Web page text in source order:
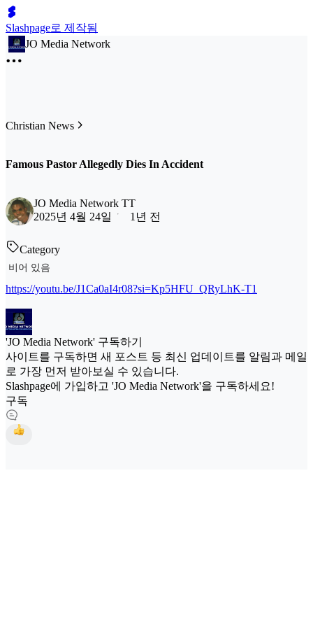
Slashpage로 제작됨
JO Media Network
Christian News
Famous Pastor Allegedly Dies In Accident
JO Media Network TT
2025년 4월 24일
1년 전
Category
비어 있음
https://youtu.be/J1Ca0aI4r08?si=Kp5HFU_QRyLhK-T1
'JO Media Network' 구독하기
사이트를 구독하면 새 포스트 등 최신 업데이트를 알림과 메일
로 가장 먼저 받아보실 수 있습니다.
Slashpage에 가입하고 'JO Media Network'을 구독하세요!
구독